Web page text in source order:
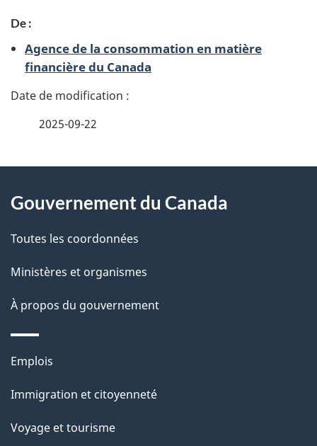
é
a
d
e
l
a
p
a
g
e
De :
Agence de la consommation en matière
financière du Canada
2025-09-22
propos
de
ce
site
Gouvernement du Canada
Toutes les coordonnées
Ministères et organismes
À propos du gouvernement
Thèmes
sujets
Emplois
Immigration et citoyenneté
Voyage et tourisme